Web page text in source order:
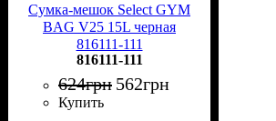
Сумка-мешок Select GYM
BAG V25 15L черная
816111-111
816111-111
624грн 562грн
Купить